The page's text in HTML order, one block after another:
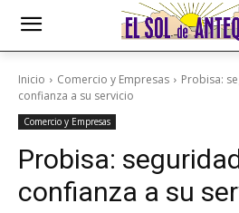
Inicio Comercio y Empresas
Probisa:
confianza a su servicio
Comercio y Empresas
Probisa:
confianza a su